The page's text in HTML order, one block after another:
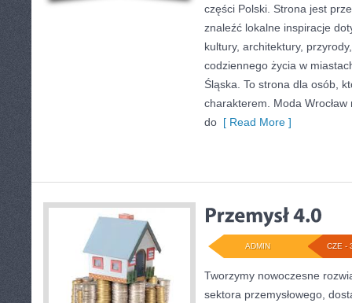
części Polski. Strona jest
znaleźć lokalne inspiracje
kultury, architektury,
codziennego życia w
Śląska. To strona dla osób,
charakterem. Moda Wrocław
do [ Read More ]
CZE -
ADMIN
Tworzymy nowoczesne
sektora przemysłowego,